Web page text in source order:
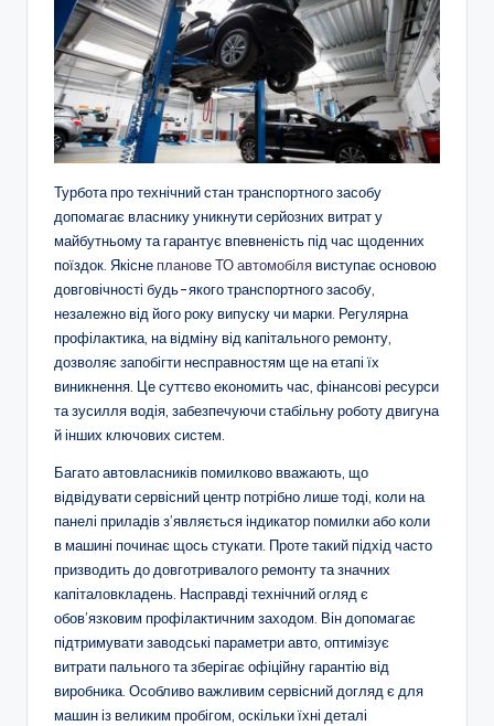
Турбота про технічний стан транспортного засобу
допомагає власнику уникнути серйозних витрат у
майбутньому та гарантує впевненість під час щоденних
поїздок. Якісне планове ТО автомобілявиступає основою
довговічності будь-якого транспортного засобу,
незалежно від його року випуску чи марки. Регулярна
профілактика, на відміну від капітального ремонту,
дозволяє запобігти несправностям ще на етапі їх
виникнення. Це суттєво економить час, фінансові ресурси
та зусилля водія, забезпечуючи стабільну роботу двигуна
й інших ключових систем.
Багато автовласників помилково вважають, що
відвідувати сервісний центр потрібно лише тоді, коли на
панелі приладів з’являється індикатор помилки або коли
в машині починає щось стукати. Проте такий підхід часто
призводить до довготривалого ремонту та значних
капіталовкладень. Насправді технічний огляд є
обов’язковим профілактичним заходом. Він допомагає
підтримувати заводські параметри авто, оптимізує
витрати пального та зберігає офіційну гарантію від
виробника. Особливо важливим сервісний догляд є для
машин із великим пробігом, оскільки їхні деталі